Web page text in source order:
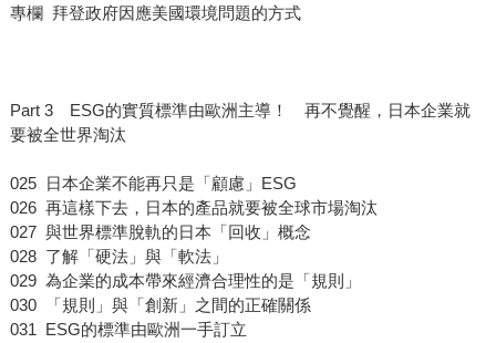
專欄 拜登政府因應美國環境問題的方式
Part 3 ESG的實質標準由歐洲主導！ 再不覺醒，日本企業就
要被全世界淘汰
025 日本企業不能再只是「顧慮」ESG
026 再這樣下去，日本的產品就要被全球市場淘汰
027 與世界標準脫軌的日本「回收」概念
028 了解「硬法」與「軟法」
029 為企業的成本帶來經濟合理性的是「規則」
030 「規則」與「創新」之間的正確關係
031 ESG的標準由歐洲一手訂立